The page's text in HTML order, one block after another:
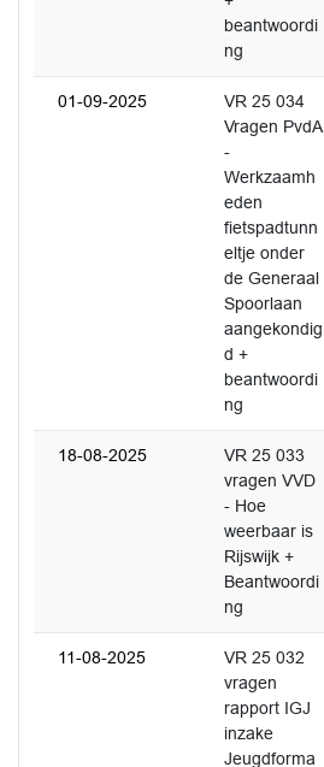
beantwoordi
ng
01-09-2025
VR 25 034
Vragen PvdA
-
Werkzaamh
eden
fietspadtunn
eltje onder
de Generaal
Spoorlaan
aangekondig
d +
beantwoordi
ng
18-08-2025
VR 25 033
vragen VVD
- Hoe
weerbaar is
Rijswijk +
Beantwoordi
ng
11-08-2025
VR 25 032
vragen
rapport IGJ
inzake
Jeugdforma